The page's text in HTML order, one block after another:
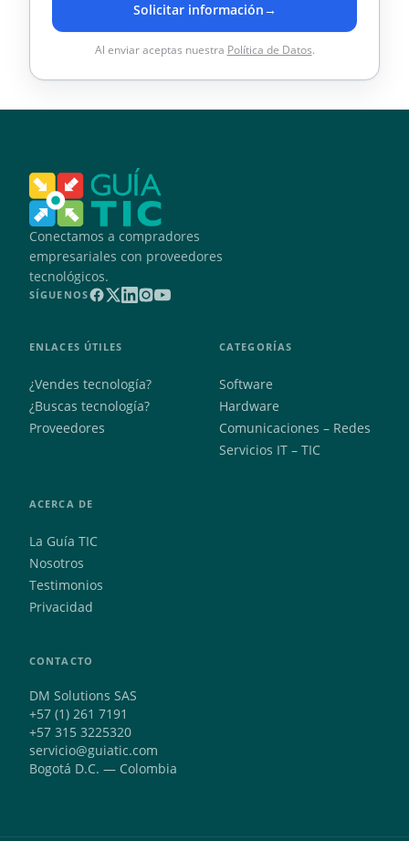
Solicitar información→
Al enviar aceptas nuestra Política de Datos.
Conectamos a compradores
empresariales con proveedores
tecnológicos.
SÍGUENOS
ENLACES ÚTILES
¿Vendes tecnología?
¿Buscas tecnología?
Proveedores
CATEGORÍAS
Software
Hardware
Comunicaciones – Redes
Servicios IT – TIC
ACERCA DE
La Guía TIC
Nosotros
Testimonios
Privacidad
CONTACTO
DM Solutions SAS
+57 (1) 261 7191
+57 315 3225320
servicio@guiatic.com
Bogotá D.C. — Colombia